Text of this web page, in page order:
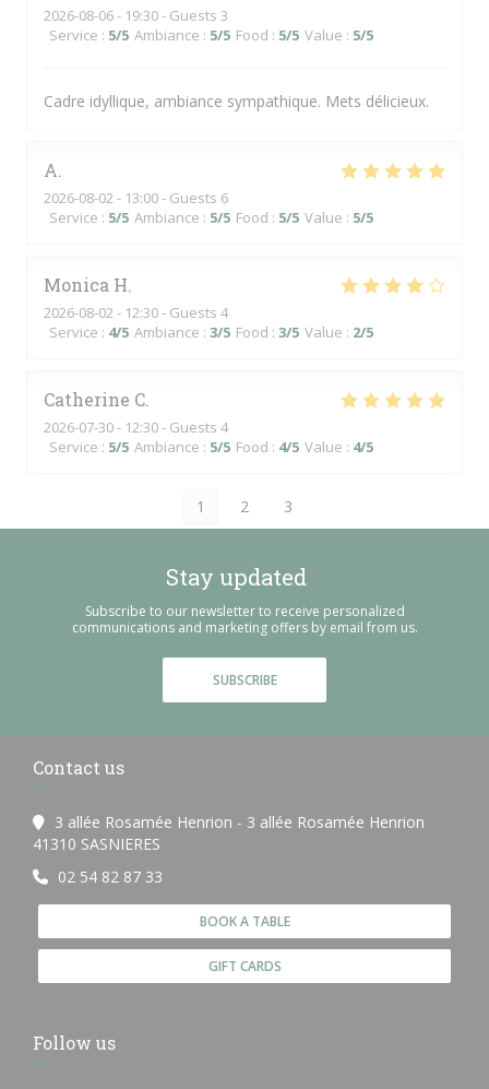
2026-08-06- 19:30 - Guests 3
Service : 5/5 Ambiance : 5/5 Food : 5/5 Value : 5/5
Cadre idyllique, ambiance sympathique. Mets délicieux.
A
2026-08-02 - 13:00 - Guests 6
Service : 5/5 Ambiance : 5/5 Food : 5/5 Value : 5/5
Monica H
2026-08-02 - 12:30 - Guests 4
Service : 4/5 Ambiance : 3/5 Food : 3/5 Value : 2/5
Catherine C
2026-07-30- 12:30 - Guests 4
Service : 5/5 Ambiance : 5/5 Food : 4/5 Value : 4/5
1 2 3
Stay updated
Subscribe to our newsletter to receive personalized
communications and marketing offers by email from us.
SUBSCRIBE
Contact us
3 allée Rosamée Henrion - 3 allée Rosamée Henrion
41310 SASNIERES
02 54 82 87 33
BOOK A TABLE
GIFT CARDS
Follow us